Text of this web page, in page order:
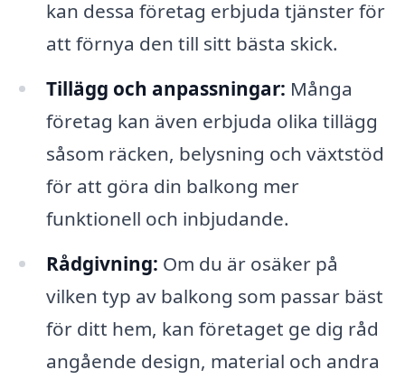
kan dessa företag erbjuda tjänster för
att förnya den till sitt bästa skick.
Tillägg och anpassningar: Många
företag kan även erbjuda olika tillägg
såsom räcken, belysning och växtstöd
för att göra din balkong mer
funktionell och inbjudande.
Rådgivning: Om du är osäker på
vilken typ av balkong som passar bäst
för ditt hem, kan företaget ge dig råd
angående design, material och andra